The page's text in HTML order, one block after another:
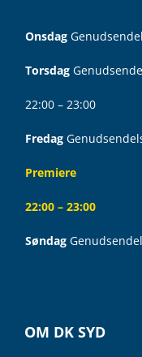
Onsdag
Torsdag
22:00 – 23:00
Fredag
Premiere
22:00 – 23:00
Søndag
OM DK SYD